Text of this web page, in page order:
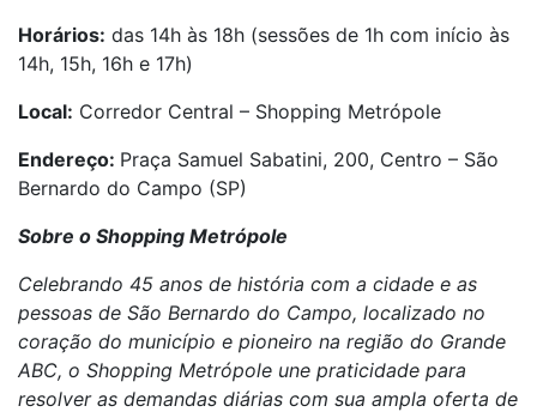
Horários: das 14h às 18h (sessões de 1h com início às
14h, 15h, 16h e 17h)
Local: Corredor Central – Shopping Metrópole
Endereço: Praça Samuel Sabatini, 200, Centro – São
Bernardo do Campo (SP)
Sobre o Shopping Metrópole
Celebrando 45 anos de história com a cidade e as
pessoas de São Bernardo do Campo, localizado no
coração do município e pioneiro na região do Grande
ABC, o Shopping Metrópole une praticidade para
resolver as demandas diárias com sua ampla oferta de